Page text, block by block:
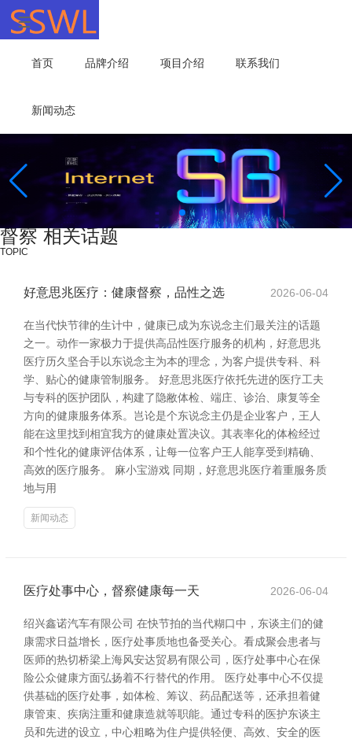
首页 品牌介绍 项目介绍 联系我们
新闻动态
督察 相关话题
TOPIC
好意思兆医疗：健康督察，品性之选 2026-06-04
在当代快节律的生计中，健康已成为东说念主们最关注的话题
之一。动作一家极力于提供高品性医疗服务的机构，好意思兆
医疗历久坚合手以东说念主为本的理念，为客户提供专科、科
学、贴心的健康管制服务。 好意思兆医疗依托先进的医疗工夫
与专科的医护团队，构建了隐敝体检、端庄、诊治、康复等全
方向的健康服务体系。岂论是个东说念主仍是企业客户，王人
能在这里找到相宜我方的健康处置决议。其表率化的体检经过
和个性化的健康评估体系，让每一位客户王人能享受到精确、
高效的医疗服务。 麻小宝游戏 同期，好意思兆医疗着重服务质
地与用
新闻动态
医疗处事中心，督察健康每一天 2026-06-04
绍兴鑫诺汽车有限公司 在快节拍的当代糊口中，东谈主们的健
康需求日益增长，医疗处事质地也备受关心。看成聚会患者与
医师的热切桥梁上海风安达贸易有限公司，医疗处事中心在保
险公众健康方面弘扬着不行替代的作用。 医疗处事中心不仅提
供基础的医疗处事，如体检、筹议、药品配送等，还承担着健
康管束、疾病注重和健康造就等职能。通过专科的医护东谈主
员和先进的设立，中心粗略为住户提供轻便、高效、安全的医